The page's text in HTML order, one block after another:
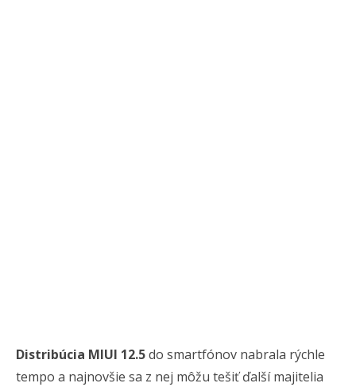
Distribúcia MIUI 12.5do smartfónov nabrala rýchle
tempo a najnovšie sa z nej môžu tešiť ďalší majitelia